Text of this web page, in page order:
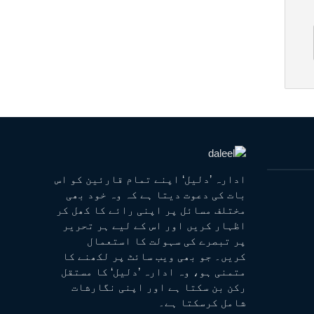
ادارہ ’دلیل‘ اپنے تمام قارئین کو اس
بات کی دعوت دیتا ہے کہ وہ خود بھی
مختلف مسائل پر اپنی رائے کا کھل کر
اظہار کریں اور اس کے لیے ہر تحریر
پر تبصرے کی سہولت کا استعمال
کریں۔ جو بھی ویب سائٹ پر لکھنے کا
متمنی ہو، وہ ادارہ ’دلیل‘ کا مستقل
رکن بن سکتا ہے اور اپنی نگارشات
شامل کرسکتا ہے۔